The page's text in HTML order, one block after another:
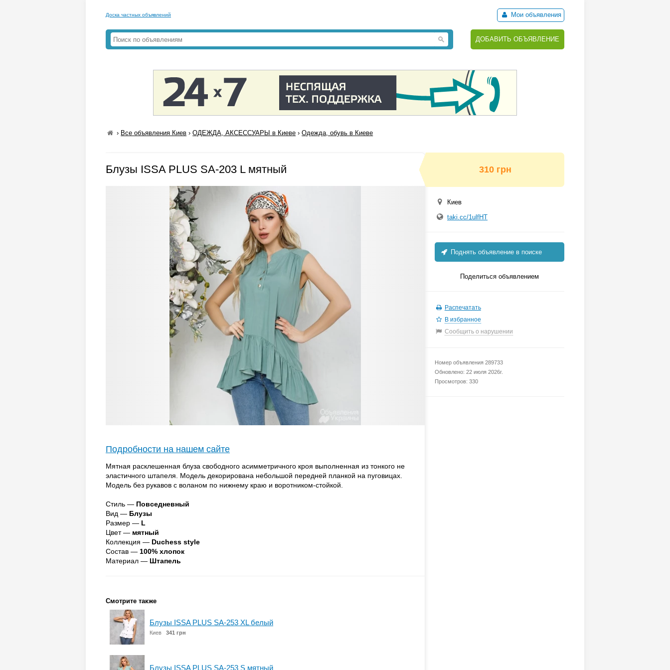
Доска частных объявлений Мои объявления
ДОБАВИТЬ ОБЪЯВЛЕНИЕ
› Все объявления Киев ›ОДЕЖДА, АКСЕССУАРЫ в Киеве ›Одежда, обувь в Киеве
Блузы ISSA PLUS SA-203 L мятный
Подробности на нашем сайте
Мятная расклешенная блуза свободного асимметричного кроя выполненная из тонкого не
эластичного штапеля. Модель декорирована небольшой передней планкой на пуговицах.
Модель без рукавов с воланом по нижнему краю и воротником-стойкой.
Стиль — Повседневный
Вид — Блузы
Размер — L
Цвет — мятный
Коллекция — Duchess style
Состав — 100% хлопок
Материал — Штапель
Смотрите также
Блузы ISSA PLUS SA-253 XL белый
Киев 341 грн
Блузы ISSA PLUS SA-253 S мятный
310 грн
Киев
taki.cc/1ulfHT
Поднять объявление в поиске
Поделиться объявлением
Распечатать
В избранное
Сообщить о нарушении
Номер объявления 289733
Обновлено: 22 июля 2026г.
Просмотров: 330